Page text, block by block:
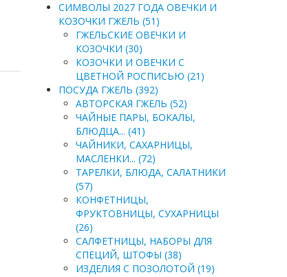
СИМВОЛЫ 2027 ГОДА ОВЕЧКИ И
КОЗОЧКИ ГЖЕЛЬ (51)
ГЖЕЛЬСКИЕ ОВЕЧКИ И
КОЗОЧКИ (30)
КОЗОЧКИ И ОВЕЧКИ С
ЦВЕТНОЙ РОСПИСЬЮ (21)
ПОСУДА ГЖЕЛЬ (392)
АВТОРСКАЯ ГЖЕЛЬ (52)
ЧАЙНЫЕ ПАРЫ, БОКАЛЫ,
БЛЮДЦА... (41)
ЧАЙНИКИ, САХАРНИЦЫ,
МАСЛЕНКИ... (72)
ТАРЕЛКИ, БЛЮДА, САЛАТНИКИ
(57)
КОНФЕТНИЦЫ,
ФРУКТОВНИЦЫ, СУХАРНИЦЫ
(26)
САЛФЕТНИЦЫ, НАБОРЫ ДЛЯ
СПЕЦИЙ, ШТОФЫ (38)
ИЗДЕЛИЯ С ПОЗОЛОТОЙ (19)